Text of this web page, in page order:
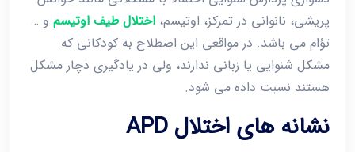
پریشی، نانوانی در تمرکز، اوتیسم، اختلال طیف اوتیسم و …
تؤام می باشد. در مواقعی این اصطلاح به کودکانی که
مشکل شنوایی یا زبانی ندارند، ولی در یادگیری دچار مشکل
هستند نسبت داده می شود.
نشانه های اختلال APD